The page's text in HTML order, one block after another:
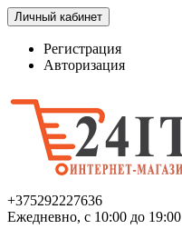
Личный кабинет
Регистрация
Авторизация
+375292227636
Ежедневно, с 10:00 до 19:00